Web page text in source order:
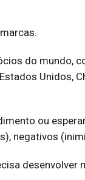
do mundo,
Unidos,
ou
negativos